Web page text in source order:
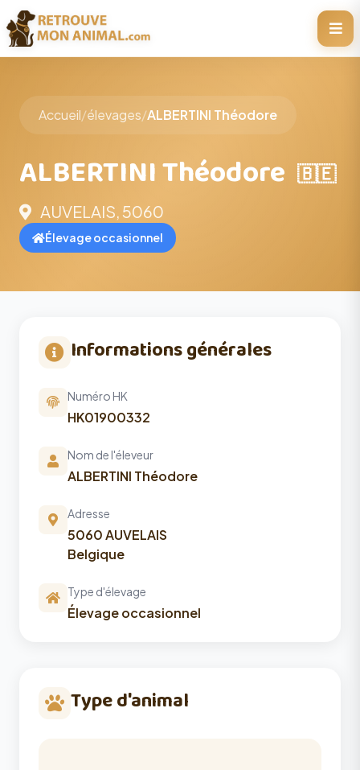
Accueil/élevages/ALBERTINI Théodore
ALBERTINI Théodore 🇧🇪
AUVELAIS, 5060
Élevage occasionnel
Informations générales
Numéro HK
HK01900332
Nom de l'éleveur
ALBERTINI Théodore
Adresse
5060 AUVELAIS
Belgique
Type d'élevage
Élevage occasionnel
Type d'animal